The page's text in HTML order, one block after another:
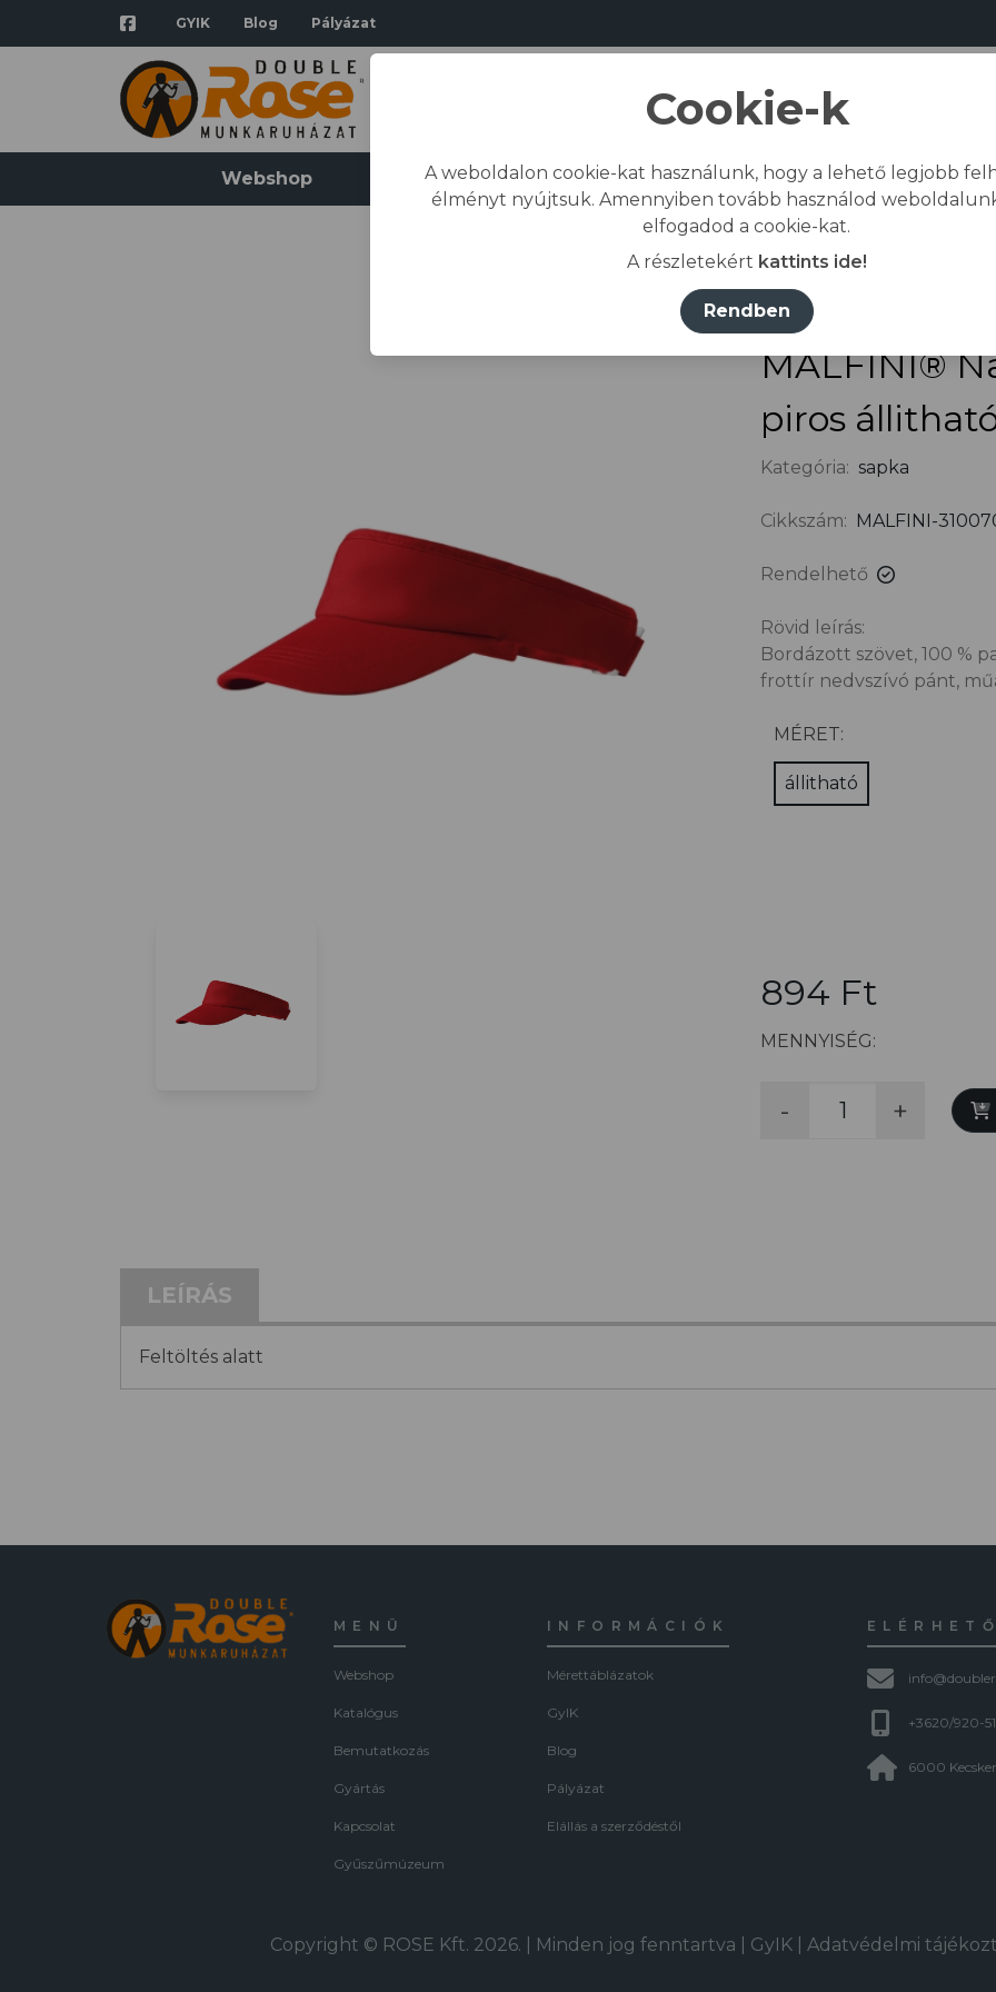
GYIK Blog Pályázat
Webshop Katalógus Bemutatkozás Gyártás
Összes termék / Fejvédelem
MALFINI®
piros
Kategória: sapka
Cikkszám: MALFINI-
Rendelhető
Rövid leírás:
Bordázott szövet, 100 %
frottír nedvszívó pánt,
MÉRET:
állitható
894 Ft
MENNYISÉG:
- +
LEÍRÁS
Feltöltés alatt
MENÜ
Webshop
Katalógus
Bemutatkozás
Gyártás
Kapcsolat
Gyűszűmúzeum
INFORMÁCIÓK
Mérettáblázatok
GyIK
Blog
Pályázat
Elállás a szerződéstől
+3620/920-
6000
Copyright © ROSE Kft. 2026. | Minden jog fenntartva | GyIK| Adatvédelmi
Cookie-k
A weboldalon cookie-kat használunk, hogy a lehető legjobb
élményt nyújtsuk. Amennyiben tovább használod
elfogadod a cookie-kat.
A részletekért kattints ide!
Rendben